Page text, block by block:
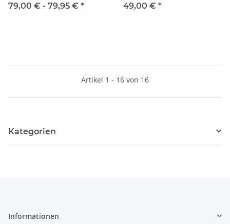
79,00 € - 79,95 € *
49,00 € *
Artikel 1 - 16 von 16
Kategorien
Informationen